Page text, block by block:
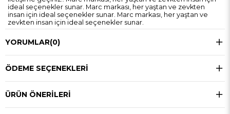
ideal seçenekler sunar. Marc markası, her yaştan ve zevkten
insan için ideal seçenekler sunar. Marc markası, her yaştan ve
zevkten insan için ideal seçenekler sunar.
YORUMLAR(0)
ÖDEME SEÇENEKLERI
ÜRÜN ÖNERILERI